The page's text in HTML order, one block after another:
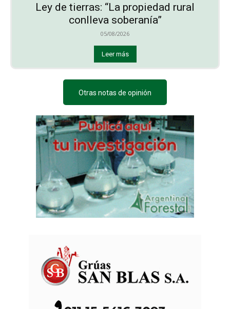
Ley de tierras: “La propiedad rural
conlleva soberanía”
05/08/2026
Leer más
Otras notas de opinión